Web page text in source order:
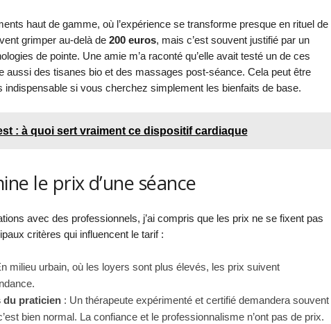
haut de gamme, où l’expérience se transforme presque en rituel de
grimper au-delà de 200 euros, mais c’est souvent justifié par un
de pointe. Une amie m’a raconté qu’elle avait testé un de ces
aussi des tisanes bio et des massages post-séance. Cela peut être
indispensable si vous cherchez simplement les bienfaits de base.
: à quoi sert vraiment ce dispositif cardiaque
le prix d’une séance
avec des professionnels, j’ai compris que les prix ne se fixent pas
critères qui influencent le tarif :
milieu urbain, où les loyers sont plus élevés, les prix suivent
du praticien: Un thérapeute expérimenté et certifié demandera souvent
bien normal. La confiance et le professionnalisme n’ont pas de prix.